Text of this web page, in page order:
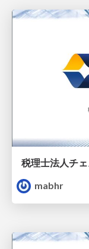
税理士法人チ
mabhr